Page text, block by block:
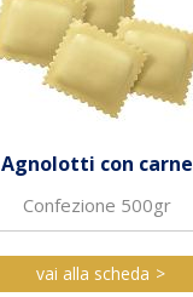
Agnolotti con carne
Confezione 500gr
vai alla scheda